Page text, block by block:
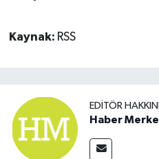
Kaynak: RSS
EDITÖR
Haber